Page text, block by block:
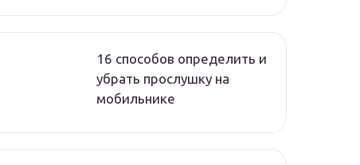
16 способов определить и
убрать прослушку на
мобильнике